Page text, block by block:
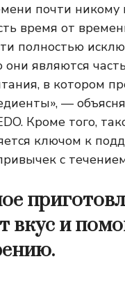
почти никому
время от
полностью
они являются
в котором
—
Кроме того,
ключом к
с
вкус и